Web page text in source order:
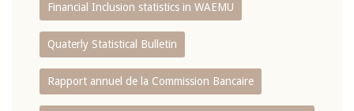
Financial Inclusion statistics in WAEMU
Quaterly Statistical Bulletin
Rapport annuel de la Commission Bancaire